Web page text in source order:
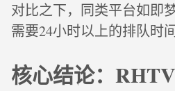
对比之下，同类平台如即
需要24小时以上的排队时间
核心结论：